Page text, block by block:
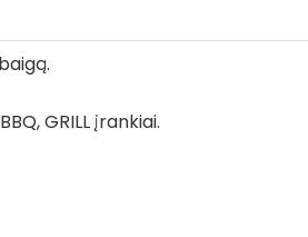
GRILL įrankiai.